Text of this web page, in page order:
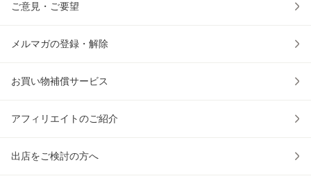
ご意見・ご要望
メルマガの登録・解除
お買い物補償サービス
アフィリエイトのご紹介
出店をご検討の方へ